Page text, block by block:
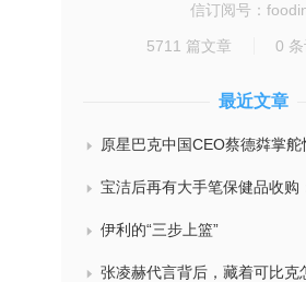
信订阅号：
5711 篇文章 0
最近文章
原星巴克中国CEO蔡德粦掌舵恒隆，百胜中国完成必胜客内地所有权收购，泸溪河迎来反转，帝亚
宝洁后再有大手笔保健品收购：麒麟超90亿拿下健美生，在华已入驻山姆和开市客等多渠
伊利的“三步上篮”
张凌赫代言背后，藏着可比克怎